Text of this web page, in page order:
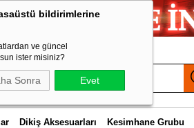
bildirimlerine
ve güncel
ister misiniz?
Sonra Evet
Dikiş Aksesuarları Kesimhane Grubu